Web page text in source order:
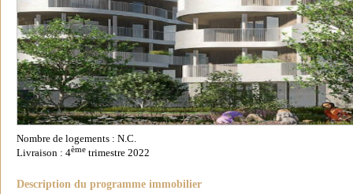
Nombre de logements : N.C.
Livraison : 4ème trimestre 2022
Description du programme immobilier